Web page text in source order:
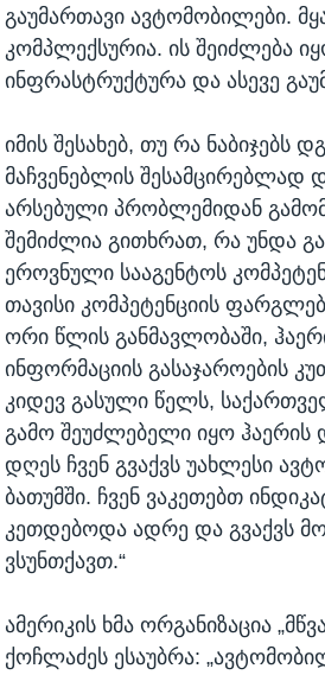
გაუმართავი ავტომობილები.
კომპლექსურია. ის შეიძლება
ინფრასტრუქტურა და ასევე
იმის შესახებ, თუ რა ნაბიჯებს
მაჩვენებლის შესამცირებლად
არსებული პრობლემიდან
შემიძლია გითხრათ, რა უნდა
ეროვნული სააგენტოს
თავისი კომპეტენციის
ორი წლის განმავლობაში,
ინფორმაციის გასაჯაროების
კიდევ გასული წელს,
გამო შეუძლებელი იყო ჰაერის
დღეს ჩვენ გვაქვს უახლესი
ბათუმში. ჩვენ ვაკეთებთ
კეთდებოდა ადრე და გვაქვს
ვსუნთქავთ.“
ამერიკის ხმა ორგანიზაცია
ქოჩლაძეს ესაუბრა: